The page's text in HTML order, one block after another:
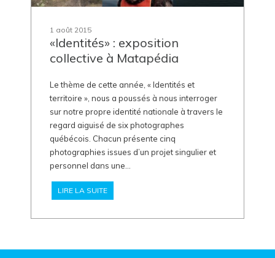
1 août 2015
«Identités» : exposition
collective à Matapédia
Le thème de cette année, « Identités et
territoire », nous a poussés à nous interroger
sur notre propre identité nationale à travers le
regard aiguisé de six photographes
québécois. Chacun présente cinq
photographies issues d’un projet singulier et
personnel dans une...
LIRE LA SUITE